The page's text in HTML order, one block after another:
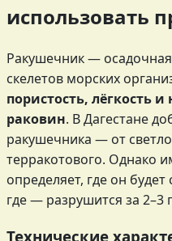
использовать
Ракушечник —
скелетов морских
пористость, лёгкость
раковин. В Дагестане
ракушечника — от
терракотового. Однако
определяет, где он
где — разрушится за 2–3
Технические